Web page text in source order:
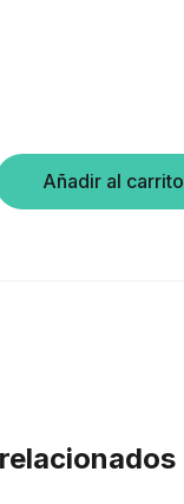
Añadir al carrito